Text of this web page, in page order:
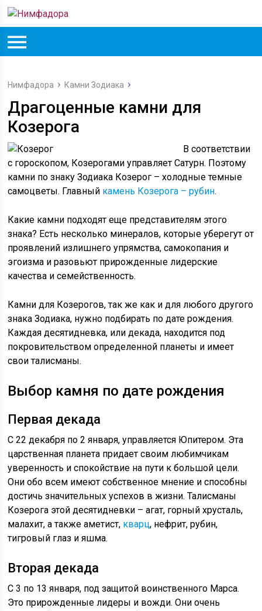
Нимфадора Камни Зодиака
Драгоценные камни для
Козерога
В соответствии
с гороскопом, Козерогами управляет Сатурн. Поэтому
камни по знаку Зодиака Козерог – холодные темные
самоцветы. Главный камень Козерога – рубин.
Какие камни подходят еще представителям этого
знака? Есть несколько минералов, которые уберегут от
проявлений излишнего упрямства, самокопания и
эгоизма и разовьют прирожденные лидерские
качества и семейственность.
Камни для Козерогов, так же как и для любого другого
знака Зодиака, нужно подбирать по дате рождения.
Каждая десятидневка, или декада, находится под
покровительством определенной планеты и имеет
свои талисманы.
Выбор камня по дате рождения
Первая декада
С 22 декабря по 2 января, управляется Юпитером. Эта
царственная планета придает своим любимчикам
уверенность и спокойствие на пути к большой цели.
Они обо всем имеют собственное мнение и способны
достичь значительных успехов в жизни. Талисманы
Козерога этой десятидневки – агат, горный хрусталь,
малахит, а также аметист, кварц, нефрит, рубин,
тигровый глаз и яшма.
Вторая декада
С 3 по 13 января, под защитой воинственного Марса.
Это прирожденные лидеры и вожди. Они очень